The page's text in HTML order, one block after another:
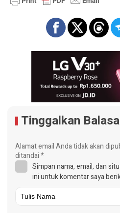
Tinggalkan
Alamat email Anda tidak akan
ditandai*
Simpan nama, email, dan
ini untuk komentar saya